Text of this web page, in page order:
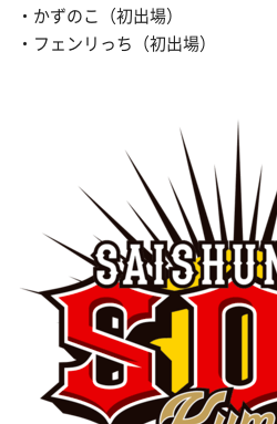
・かずのこ（初出場）
・フェンリっち（初出場）